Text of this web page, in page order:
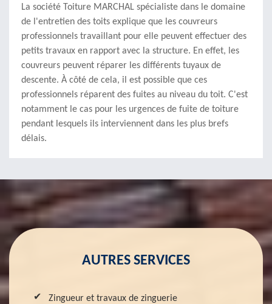
La société Toiture MARCHAL spécialiste dans le domaine
de l'entretien des toits explique que les couvreurs
professionnels travaillant pour elle peuvent effectuer des
petits travaux en rapport avec la structure. En effet, les
couvreurs peuvent réparer les différents tuyaux de
descente. À côté de cela, il est possible que ces
professionnels réparent des fuites au niveau du toit. C'est
notamment le cas pour les urgences de fuite de toiture
pendant lesquels ils interviennent dans les plus brefs
délais.
AUTRES SERVICES
Zingueur et travaux de zinguerie